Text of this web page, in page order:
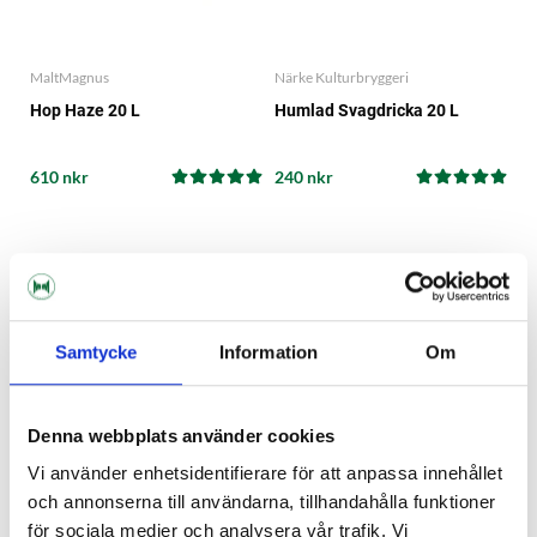
Samtycke Information Om
Denna webbplats använder cookies
Vi använder enhetsidentifierare för att anpassa innehållet
och annonserna till användarna, tillhandahålla funktioner
för sociala medier och analysera vår trafik. Vi
MaltMagnus
Hop Haze 20 L
610 nkr
Närke Kulturbryggeri
Humlad Svagdricka 20 L
240 nkr